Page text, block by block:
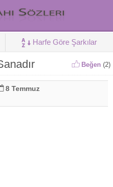
Harfe Göre Şarkılar
Beğen (2)
8 Temmuz